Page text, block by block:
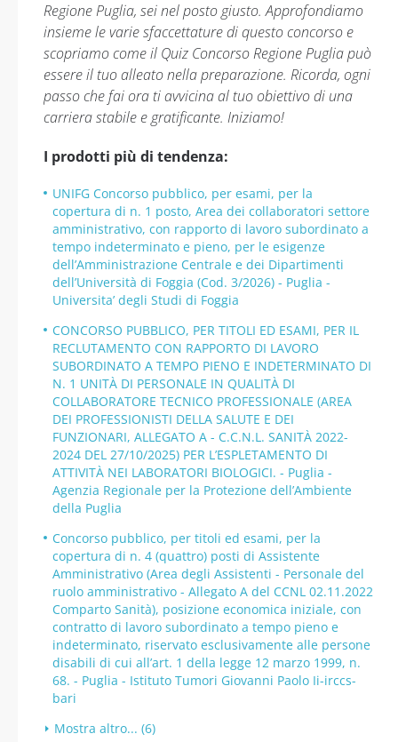
Regione Puglia, sei nel posto giusto. Approfondiamo
insieme le varie sfaccettature di questo concorso e
scopriamo come il Quiz Concorso Regione Puglia può
essere il tuo alleato nella preparazione. Ricorda, ogni
passo che fai ora ti avvicina al tuo obiettivo di una
carriera stabile e gratificante. Iniziamo!
I prodotti più di tendenza:
UNIFG Concorso pubblico, per esami, per la
copertura di n. 1 posto, Area dei collaboratori settore
amministrativo, con rapporto di lavoro subordinato a
tempo indeterminato e pieno, per le esigenze
dell’Amministrazione Centrale e dei Dipartimenti
dell’Università di Foggia (Cod. 3/2026) - Puglia -
Universita’ degli Studi di Foggia
CONCORSO PUBBLICO, PER TITOLI ED ESAMI, PER IL
RECLUTAMENTO CON RAPPORTO DI LAVORO
SUBORDINATO A TEMPO PIENO E INDETERMINATO DI
N. 1 UNITÀ DI PERSONALE IN QUALITÀ DI
COLLABORATORE TECNICO PROFESSIONALE (AREA
DEI PROFESSIONISTI DELLA SALUTE E DEI
FUNZIONARI, ALLEGATO A - C.C.N.L. SANITÀ 2022-
2024 DEL 27/10/2025) PER L’ESPLETAMENTO DI
ATTIVITÀ NEI LABORATORI BIOLOGICI. - Puglia -
Agenzia Regionale per la Protezione dell’Ambiente
della Puglia
Concorso pubblico, per titoli ed esami, per la
copertura di n. 4 (quattro) posti di Assistente
Amministrativo (Area degli Assistenti - Personale del
ruolo amministrativo - Allegato A del CCNL 02.11.2022
Comparto Sanità), posizione economica iniziale, con
contratto di lavoro subordinato a tempo pieno e
indeterminato, riservato esclusivamente alle persone
disabili di cui all’art. 1 della legge 12 marzo 1999, n.
68. - Puglia - Istituto Tumori Giovanni Paolo Ii-irccs-
bari
Mostra altro... (6)